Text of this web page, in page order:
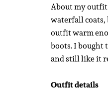
About my
waterfall
outfit warm
boots. I bought
and still like it
Outfit details